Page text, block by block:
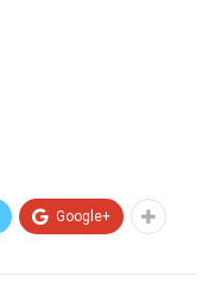
Google+